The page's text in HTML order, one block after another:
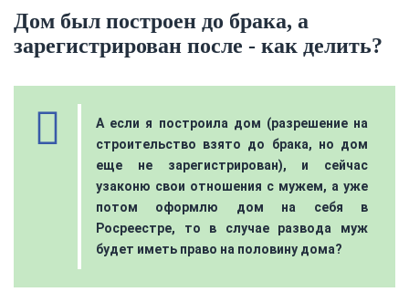
Дом был построен до брака, а
зарегистрирован после - как делить?
А если я построила дом (разрешение на
строительство взято до брака, но дом
еще не зарегистрирован), и сейчас
узаконю свои отношения с мужем, а уже
потом оформлю дом на себя в
Росреестре, то в случае развода муж
будет иметь право на половину дома?